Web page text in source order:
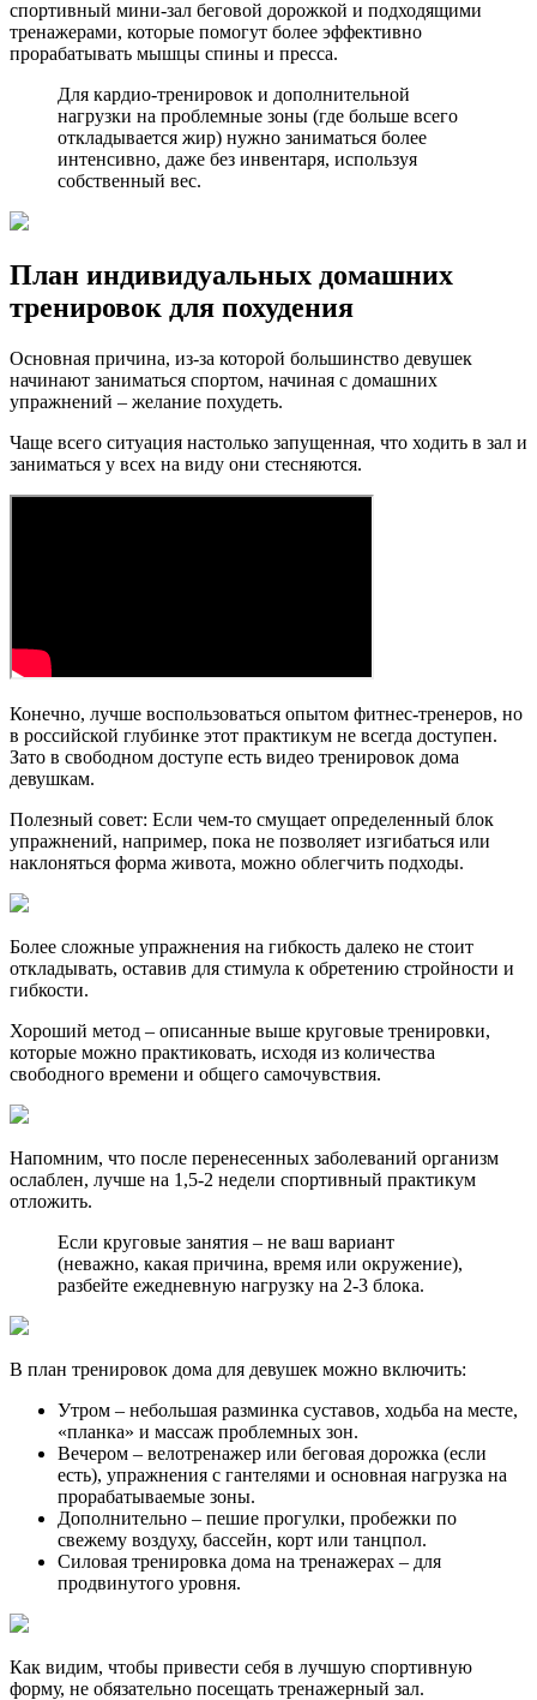
спортивный мини-зал беговой дорожкой и подходящими
тренажерами, которые помогут более эффективно
прорабатывать мышцы спины и пресса.
Для кардио-тренировок и дополнительной
нагрузки на проблемные зоны (где больше всего
откладывается жир) нужно заниматься более
интенсивно, даже без инвентаря, используя
собственный вес.
План индивидуальных домашних
тренировок для похудения
Основная причина, из-за которой большинство девушек
начинают заниматься спортом, начиная с домашних
упражнений – желание похудеть.
Чаще всего ситуация настолько запущенная, что ходить в зал и
заниматься у всех на виду они стесняются.
Конечно, лучше воспользоваться опытом фитнес-тренеров, но
в российской глубинке этот практикум не всегда доступен.
Зато в свободном доступе есть видео тренировок дома
девушкам.
Полезный совет: Если чем-то смущает определенный блок
упражнений, например, пока не позволяет изгибаться или
наклоняться форма живота, можно облегчить подходы.
Более сложные упражнения на гибкость далеко не стоит
откладывать, оставив для стимула к обретению стройности и
гибкости.
Хороший метод – описанные выше круговые тренировки,
которые можно практиковать, исходя из количества
свободного времени и общего самочувствия.
Напомним, что после перенесенных заболеваний организм
ослаблен, лучше на 1,5-2 недели спортивный практикум
отложить.
Если круговые занятия – не ваш вариант
(неважно, какая причина, время или окружение),
разбейте ежедневную нагрузку на 2-3 блока.
В план тренировок дома для девушек можно включить:
Утром – небольшая разминка суставов, ходьба на месте,
«планка» и массаж проблемных зон.
Вечером – велотренажер или беговая дорожка (если
есть), упражнения с гантелями и основная нагрузка на
прорабатываемые зоны.
Дополнительно – пешие прогулки, пробежки по
свежему воздуху, бассейн, корт или танцпол.
Силовая тренировка дома на тренажерах – для
продвинутого уровня.
Как видим, чтобы привести себя в лучшую спортивную
форму, не обязательно посещать тренажерный зал.